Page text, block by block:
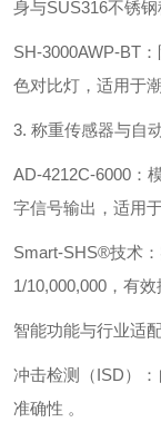
身与SUS316不锈
‌SH-3000AWP-BT‌
色对比灯，适用于
3. ‌称重传感器与自
‌AD-4212C-6000‌：
字信号输出，适用
‌Smart-SHS®技术‌
1/10,000,000，有
智能功能与行业适
冲击检测（ISD）‌
准确性 。